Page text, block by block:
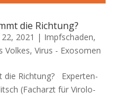
die Richtung?
22, 2021 | Impfschaden,
Volkes, Virus - Exosomen
die Richtung? Exper­ten­
(Fach­arzt für Viro­lo­